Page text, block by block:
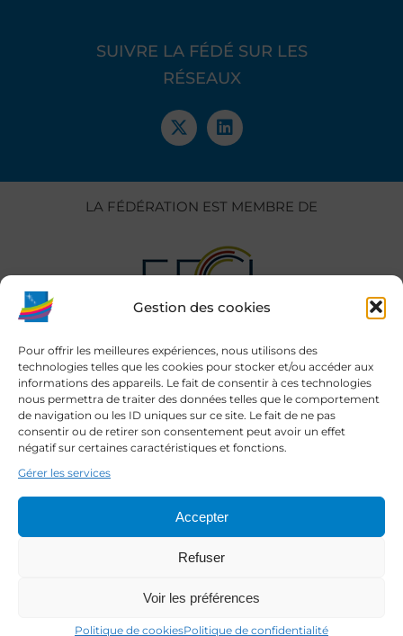
Gestion des cookies
Pour offrir les meilleures expériences, nous utilisons des
technologies telles que les cookies pour stocker et/ou accéder aux
informations des appareils. Le fait de consentir à ces technologies
nous permettra de traiter des données telles que le comportement
de navigation ou les ID uniques sur ce site. Le fait de ne pas
consentir ou de retirer son consentement peut avoir un effet
négatif sur certaines caractéristiques et fonctions.
Gérer les services
Accepter
Refuser
Voir les préférences
Politique de cookiesPolitique de confidentialité
SUIVRE LA FÉDÉ SUR LES
RÉSEAUX
LA FÉDÉRATION EST MEMBRE DE
cookies–Transparence financière : RAPPORT AGFPN